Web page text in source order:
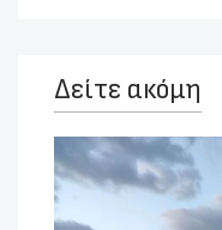
Δείτε ακόμη